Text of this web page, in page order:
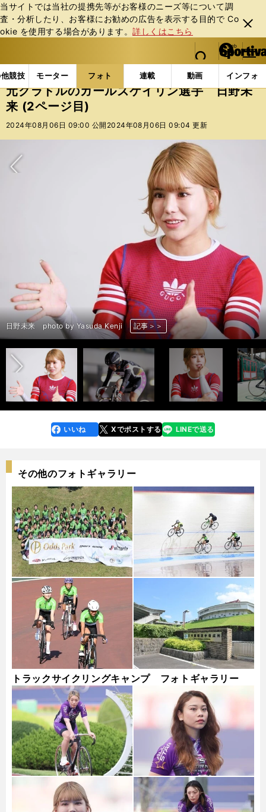
当サイトでは当社の提携先等がお客様のニーズ等について調
査・分析したり、お客様にお勧めの広告を表⽰する⽬的で Co
okie を使⽤する場合があります。詳しくはこちら
閉じ
る
web Sportiva (webスポルティーバ)
検索
マイペ
ー
ジ
メニュ
競技 モーター フォト 連載 動画 インフォ
b
ス
ポ
ル
バ
フォトギャラリー コラムフォト 元グラドルのガー
元グラドルのガールズケイリン選手 日野未
来 (2ページ目)
2024年08月06日 09:00 公開 2024年08月06日 09:04 更新
日野未来 photo by Yasuda Kenji 記事＞＞
日野未来 photo by Yasuda Kenji 記事＞＞
日野未来 photo by Takahashi Manabu 記事＞＞
日野未来 photo by Yasuda Kenji 記事＞＞
日野未来 photo by Yasuda Kenji 記事＞＞
日野未来 photo by Yasuda Kenji 記事＞＞
日野未来 photo by Yasuda Kenji 記事＞＞
日野未来 photo by Yasuda Kenji 記事＞＞
日野未来 photo by Yasuda Kenji 記事＞＞
日野未来 photo by Yasuda Kenji 記事＞＞
日野未来 photo by Yasuda Kenji 記事＞＞
日野未来 photo by Yasuda Kenji 記事＞＞
日野未来 photo by Yasuda Kenji 記事＞＞
日野未来 photo by Yasuda Kenji 記事＞＞
日野未来 photo by Yasuda Kenji 記事＞＞
日野未来 photo by Yasuda Kenji 記事＞＞
日野未来 photo by Yasuda Kenji 記事＞＞
日野未来 photo by Yasuda Kenji 記事＞＞
日野未来 photo by Yasuda Kenji 記事＞＞
日野未来 photo by Yasuda Kenji 記事＞＞
日野未来 photo by Yasuda Kenji 記事＞＞
日野未来 photo by Takahashi Manabu 記事＞＞
前へ
faceboo
k
いいね Xでポストする
line LINEで送る
その他のフォトギャラリー
トラックサイクリングキャンプ フォトギャラリー